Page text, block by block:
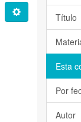
Título
Esta
Por
Autor